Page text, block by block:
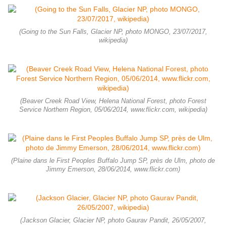
(Going to the Sun Falls, Glacier NP, photo MONGO, 23/07/2017,
wikipedia)
(Beaver Creek Road View, Helena National Forest, photo Forest
Service Northern Region, 05/06/2014, www.flickr.com, wikipedia)
(Plaine dans le First Peoples Buffalo Jump SP, près de Ulm, photo de
Jimmy Emerson, 28/06/2014, www.flickr.com)
(Jackson Glacier, Glacier NP, photo Gaurav Pandit, 26/05/2007,